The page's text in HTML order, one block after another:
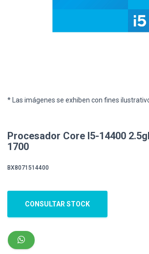
* Las imágenes se exhiben con fines
Procesador Core I5-14400
1700
BX8071514400
CONSULTAR STOCK